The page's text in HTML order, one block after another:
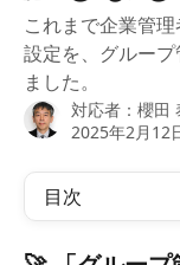
これまで企業管
設定を、グルー
ました。
対応者： 櫻田
2025年2月12
目次